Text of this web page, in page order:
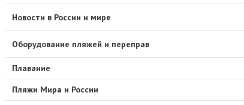
Новости в России и мире
Оборудование пляжей и переправ
Плавание
Пляжи Мира и России